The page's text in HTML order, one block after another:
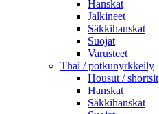
Hanskat
Jalkineet
Säkkihanskat
Suojat
Varusteet
Thai / potkunyrkkeily
Housut / shortsit
Hanskat
Säkkihanskat